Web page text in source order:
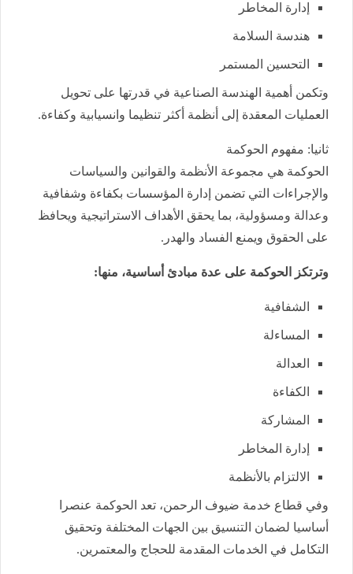
إدارة المخاطر
هندسة السلامة
التحسين المستمر
وتكمن أهمية الهندسة الصناعية في قدرتها على تحويل
العمليات المعقدة إلى أنظمة أكثر تنظيما وانسيابية وكفاءة.
ثانيا: مفهوم الحوكمة
الحوكمة هي مجموعة الأنظمة والقوانين والسياسات
والإجراءات التي تضمن إدارة المؤسسات بكفاءة وشفافية
وعدالة ومسؤولية، بما يحقق الأهداف الاستراتيجية ويحافظ
على الحقوق ويمنع الفساد والهدر.
وترتكز الحوكمة على عدة مبادئ أساسية، منها:
الشفافية
المساءلة
العدالة
الكفاءة
المشاركة
إدارة المخاطر
الالتزام بالأنظمة
وفي قطاع خدمة ضيوف الرحمن، تعد الحوكمة عنصرا
أساسيا لضمان التنسيق بين الجهات المختلفة وتحقيق
التكامل في الخدمات المقدمة للحجاج والمعتمرين.